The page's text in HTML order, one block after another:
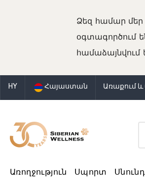
Ձեզ համար մեր
օգտագործում
համաձայնվում
HY Հայաստան Առաքում և
Առողջություն Սպորտ Սնունդ